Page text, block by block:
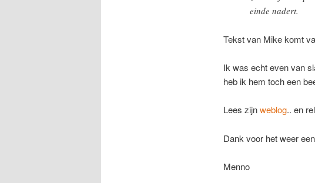
einde nadert.
Tekst van Mike komt
Ik was echt even van
heb ik hem toch een
Lees zijnweblog.. en
Dank voor het weer
Menno